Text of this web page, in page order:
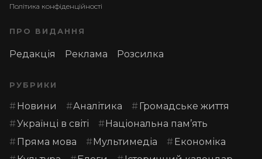
Політика конфіденційності
ПРО ВИДАННЯ
Редакція Реклама Розсилка
РУБРИКИ
Новини Аналітика
Громадське життя
Українці в світі
Національна пам’ять
Пряма мова
Мультимедіа
Економіка